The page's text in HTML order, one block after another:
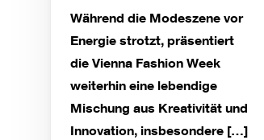
Während die Modeszene vor
Energie strotzt, präsentiert
die Vienna Fashion Week
weiterhin eine lebendige
Mischung aus Kreativität und
Innovation, insbesondere […]